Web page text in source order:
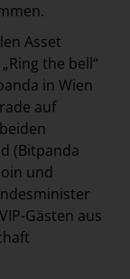
Asset
the bell“
in Wien
auf
(Bitpanda
und
Gästen aus